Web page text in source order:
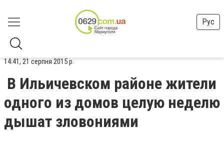
Рус
14:41, 21 серпня 2015 р.
В Ильичевском районе жители
одного из домов целую неделю
дышат зловониями